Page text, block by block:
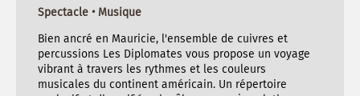
Spectacle • Musique
Bien ancré en Mauricie, l'ensemble de cuivres et
percussions Les Diplomates vous propose un voyage
vibrant à travers les rythmes et les couleurs
musicales du continent américain. Un répertoire